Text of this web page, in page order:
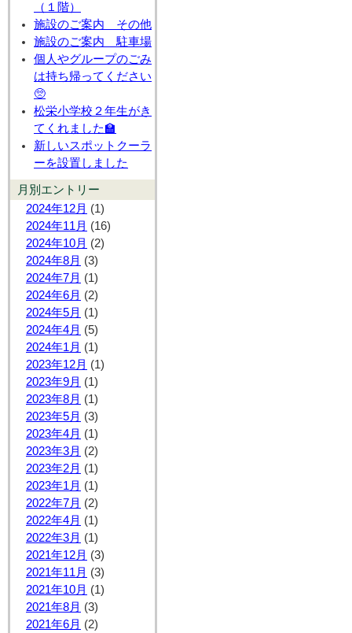
（１階）
施設のご案内 その他
施設のご案内 駐車場
個人やグループのごみ
は持ち帰ってください
🥺
松栄小学校２年生がき
てくれました🏫
新しいスポットクーラ
ーを設置しました
月別エントリー
2024年12月 (1)
2024年11月 (16)
2024年10月 (2)
2024年8月 (3)
2024年7月 (1)
2024年6月 (2)
2024年5月 (1)
2024年4月 (5)
2024年1月 (1)
2023年12月 (1)
2023年9月 (1)
2023年8月 (1)
2023年5月 (3)
2023年4月 (1)
2023年3月 (2)
2023年2月 (1)
2023年1月 (1)
2022年7月 (2)
2022年4月 (1)
2022年3月 (1)
2021年12月 (3)
2021年11月 (3)
2021年10月 (1)
2021年8月 (3)
2021年6月 (2)